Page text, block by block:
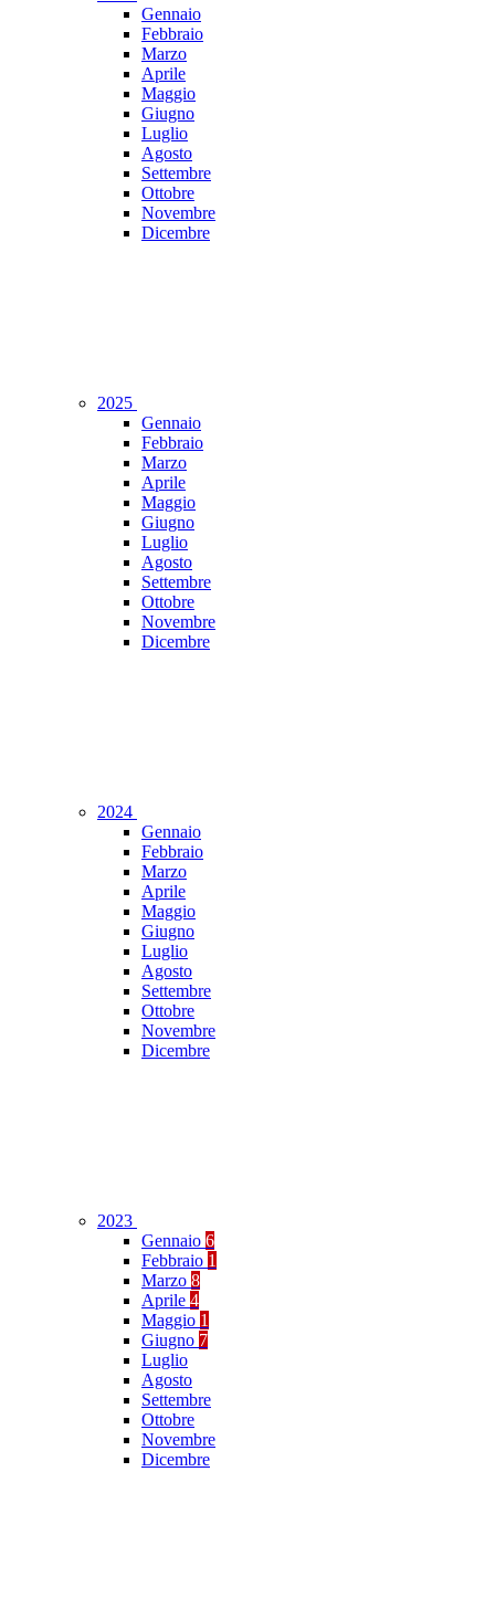
Gennaio
Febbraio
Marzo
Aprile
Maggio
Giugno
Luglio
Agosto
Settembre
Ottobre
Novembre
Dicembre
2025
Gennaio
Febbraio
Marzo
Aprile
Maggio
Giugno
Luglio
Agosto
Settembre
Ottobre
Novembre
Dicembre
2024
Gennaio
Febbraio
Marzo
Aprile
Maggio
Giugno
Luglio
Agosto
Settembre
Ottobre
Novembre
Dicembre
2023
Gennaio 6
Febbraio 1
Marzo 8
Aprile 4
Maggio 1
Giugno 7
Luglio
Agosto
Settembre
Ottobre
Novembre
Dicembre